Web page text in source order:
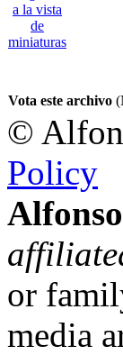
Vota este archivo
©
Policy
or
media